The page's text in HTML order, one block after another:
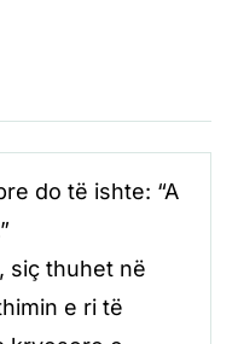
do të ishte: “A
siç thuhet në
e ri të